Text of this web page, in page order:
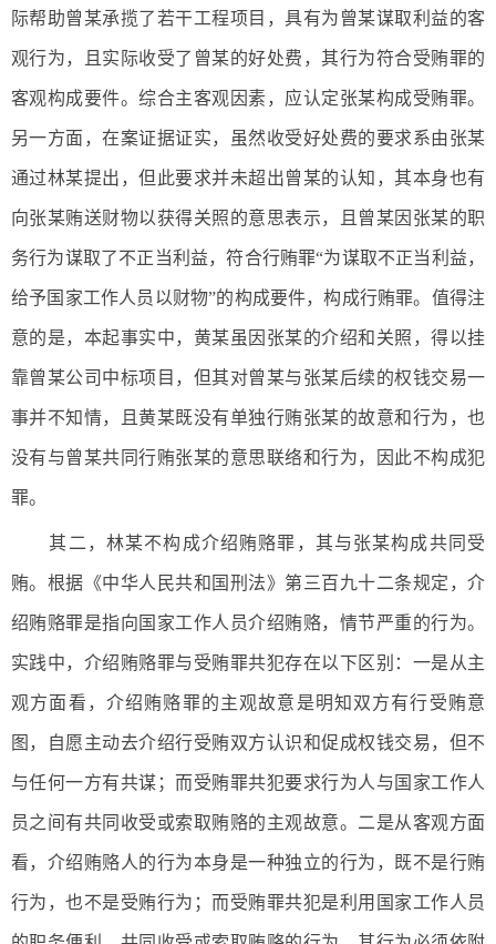
际帮助曾某承揽了若干工程项目，具有为曾某谋取利益的客
观行为，且实际收受了曾某的好处费，其行为符合受贿罪的
客观构成要件。综合主客观因素，应认定张某构成受贿罪。
另一方面，在案证据证实，虽然收受好处费的要求系由张某
通过林某提出，但此要求并未超出曾某的认知，其本身也有
向张某贿送财物以获得关照的意思表示，且曾某因张某的职
务行为谋取了不正当利益，符合行贿罪“为谋取不正当利益，
给予国家工作人员以财物”的构成要件，构成行贿罪。值得注
意的是，本起事实中，黄某虽因张某的介绍和关照，得以挂
靠曾某公司中标项目，但其对曾某与张某后续的权钱交易一
事并不知情，且黄某既没有单独行贿张某的故意和行为，也
没有与曾某共同行贿张某的意思联络和行为，因此不构成犯
罪。
其二，林某不构成介绍贿赂罪，其与张某构成共同受
贿。根据《中华人民共和国刑法》第三百九十二条规定，介
绍贿赂罪是指向国家工作人员介绍贿赂，情节严重的行为。
实践中，介绍贿赂罪与受贿罪共犯存在以下区别：一是从主
观方面看，介绍贿赂罪的主观故意是明知双方有行受贿意
图，自愿主动去介绍行受贿双方认识和促成权钱交易，但不
与任何一方有共谋；而受贿罪共犯要求行为人与国家工作人
员之间有共同收受或索取贿赂的主观故意。二是从客观方面
看，介绍贿赂人的行为本身是一种独立的行为，既不是行贿
行为，也不是受贿行为；而受贿罪共犯是利用国家工作人员